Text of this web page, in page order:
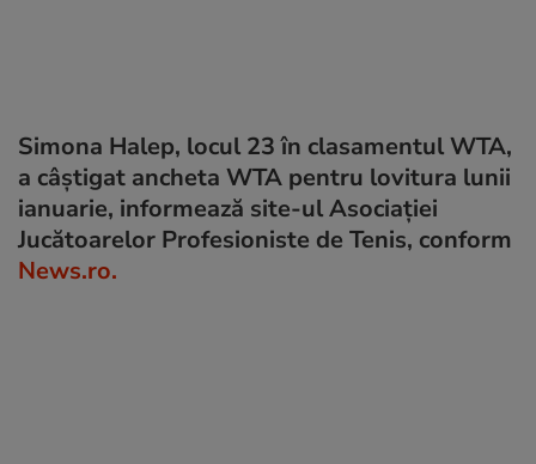
Simona Halep, locul 23 în clasamentul WTA,
a câştigat ancheta WTA pentru lovitura lunii
ianuarie, informează site-ul Asociaţiei
Jucătoarelor Profesioniste de Tenis, conform
News.ro.